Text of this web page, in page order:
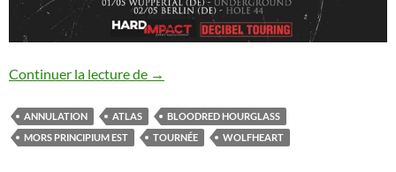
Continuer la lecture de Wolfheart : tournée annulée
→
ANNULATION ATLAS
BLOODRED HOURGLASS
MORS PRINCIPIUM EST
TOURNÉE WOLFHEART